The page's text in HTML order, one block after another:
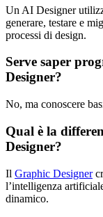
Un AI Designer
generare, testare e
processi di design.
Serve saper
Designer?
No, ma conoscere
Qual è la
Designer?
Il Graphic Designer
l’intelligenza
dinamico.